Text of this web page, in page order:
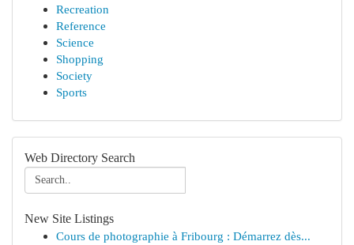
Recreation
Reference
Science
Shopping
Society
Sports
Web Directory Search
New Site Listings
Cours de photographie à Fribourg : Démarrez dès...